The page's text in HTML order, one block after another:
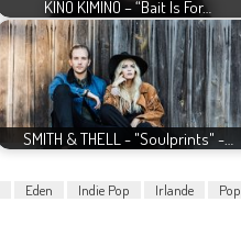
KINO KIMINO – “Bait Is For…
SMITH & THELL - "Soulprints" -…
Eden Indie Pop Irlande Pop